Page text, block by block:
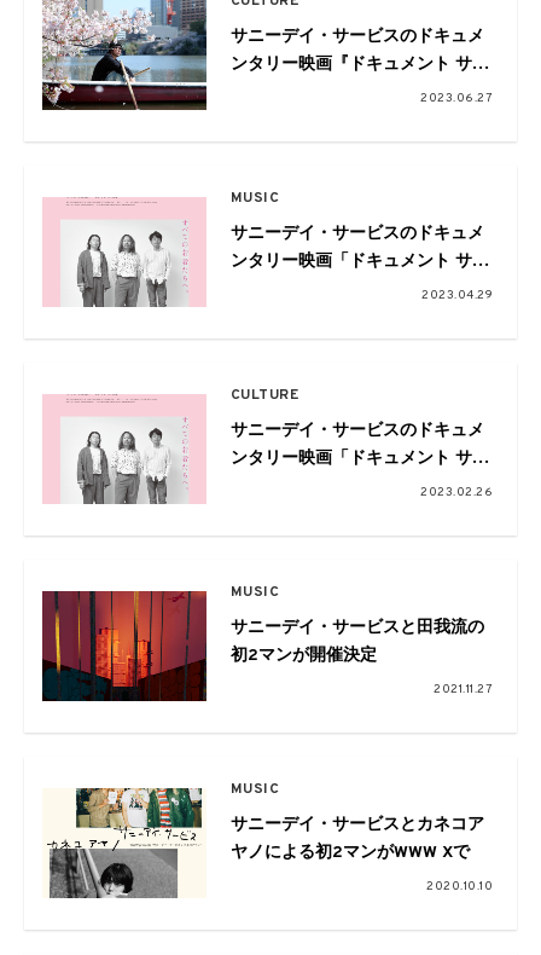
サニーデイ・サービスのドキュメ
ンタリー映画『ドキュメント サニ
ーデイ・サービス』のチケットを
2023.06.27
MUSIC
サニーデイ・サービスのドキュメ
ンタリー映画「ドキュメント サニ
ーデイ・サービス」の劇場版予告
2023.04.29
CULTURE
サニーデイ・サービスのドキュメ
ンタリー映画「ドキュメント サニ
ーデイ・サービス」が劇場公開決
2023.02.26
MUSIC
サニーデイ・サービスと田我流の
初2マンが開催決定
2021.11.27
MUSIC
サニーデイ・サービスとカネコア
ヤノによる初2マンがWWW Xで
2020.10.10